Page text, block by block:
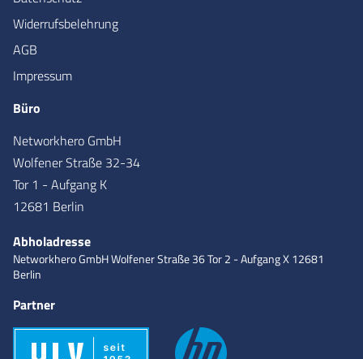
Widerrufsbelehrung
AGB
Impressum
Büro
Networkhero GmbH
Wolfener Straße 32-34
Tor 1 - Aufgang K
12681 Berlin
Abholadresse
Networkhero GmbHWolfener Straße 36Tor 2 - Aufgang X12681
Berlin
Partner